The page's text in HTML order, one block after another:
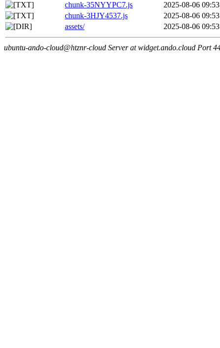
chunk-35NYYPC7.js
2025-08-06 09:53
chunk-3HJY4537.js
2025-08-06 09:53
assets/
2025-08-06 09:53
ubuntu-ando-cloud@htznr-cloud Server at widget.ando.cloud Port